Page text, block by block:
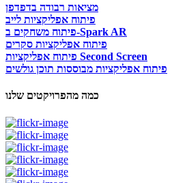
מציאות רבודה בדפדפן
פיתוח אפליקציות לייב
פיתוח משחקים ב-Spark AR
פיתוח אפליקציות סקרים
פיתוח אפליקציות Second Screen
פיתוח אפליקציות מבוססות תוכן גולשים
כמה מהפרויקטים שלנו